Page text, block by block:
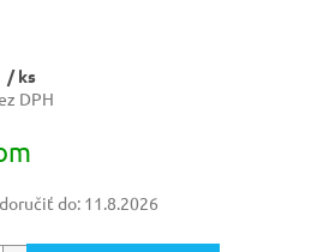
/ ks
DPH
do: 11.8.2026